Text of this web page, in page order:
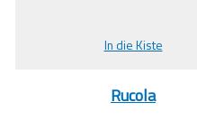
In die Kiste
Rucola